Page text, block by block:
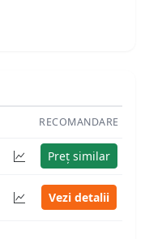
RECOMANDARE
Preț similar
Vezi detalii